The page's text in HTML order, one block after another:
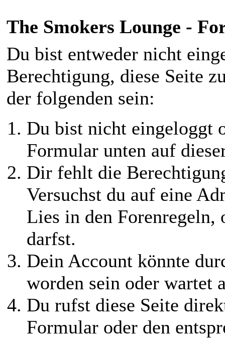
The Smokers Lounge -
Du bist entweder nicht
Berechtigung, diese Seite
der folgenden sein:
Du bist nicht eingeloggt
Formular unten auf
Dir fehlt die
Versuchst du auf eine
Lies in den Forenregeln,
darfst.
Dein Account könnte
worden sein oder wartet
Du rufst diese Seite
Formular oder den